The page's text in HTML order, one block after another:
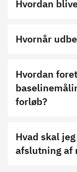
Hvordan
Hvornår
Hvordan
forløb?
Hvad skal
afslutning af